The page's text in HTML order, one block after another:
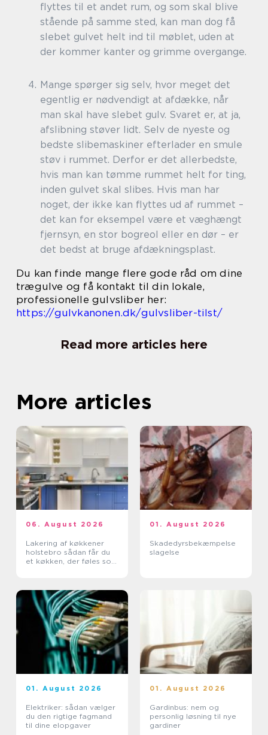
flyttes til et andet rum, og som skal blive
stående på samme sted, kan man dog få
slebet gulvet helt ind til møblet, uden at
der kommer kanter og grimme overgange.
Mange spørger sig selv, hvor meget det
egentlig er nødvendigt at afdække, når
man skal have slebet gulv. Svaret er, at ja,
afslibning støver lidt. Selv de nyeste og
bedste slibemaskiner efterlader en smule
støv i rummet. Derfor er det allerbedste,
hvis man kan tømme rummet helt for ting,
inden gulvet skal slibes. Hvis man har
noget, der ikke kan flyttes ud af rummet –
det kan for eksempel være et væghængt
fjernsyn, en stor bogreol eller en dør – er
det bedst at bruge afdækningsplast.
Du kan finde mange flere gode råd om dine
trægulve og få kontakt til din lokale,
professionelle gulvsliber her:
https://gulvkanonen.dk/gulvsliber-tilst/
Read more articles here
More articles
06. August 2026
Lakering af køkkener
holstebro sådan får du
et køkken, der føles som
01. August 2026
Skadedyrsbekæmpelse
slagelse
01. August 2026
Elektriker: sådan vælger
du den rigtige fagmand
til dine elopgaver
01. August 2026
Gardinbus: nem og
personlig løsning til nye
gardiner